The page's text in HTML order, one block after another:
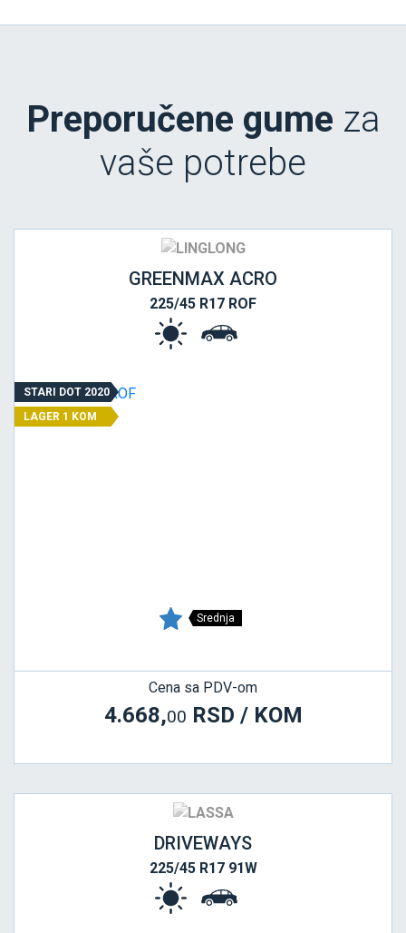
Preporučene gume za
vaše potrebe
GREENMAX ACRO
225/45 R17 ROF
STARI DOT 2020
LAGER 1 KOM
Srednja
Cena sa PDV-om
4.668,00 RSD / KOM
DRIVEWAYS
225/45 R17 91W